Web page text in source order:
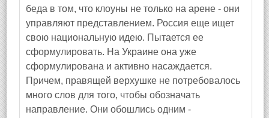
беда в том, что клоуны не только на арене - они
управляют представлением. Россия еще ищет
свою национальную идею. Пытается ее
сформулировать. На Украине она уже
сформулирована и активно насаждается.
Причем, правящей верхушке не потребовалось
много слов для того, чтобы обозначать
направление. Они обошлись одним -